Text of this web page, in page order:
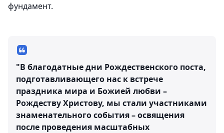
фундамент.
"В благодатные дни Рождественского поста,
подготавливающего нас к встрече
праздника мира и Божией любви –
Рождеству Христову, мы стали участниками
знаменательного события – освящения
после проведения масштабных